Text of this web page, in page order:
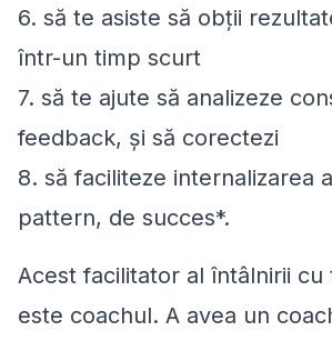
6. să te asiste să obţii
într-un timp scurt
7. să te ajute să analizeze
feedback, şi să corectezi
8. să faciliteze internalizarea
pattern, de succes*.
Acest facilitator al întâlnirii cu
este coachul. A avea un